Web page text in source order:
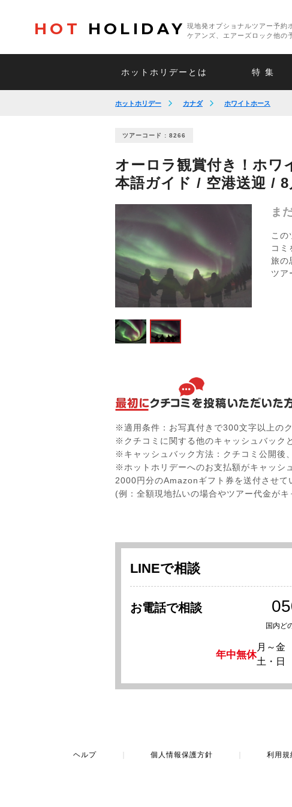
HOT HOLIDAY
現地発オプショナルツアー予約
ケアンズ、エアーズロック他の
ホットホリデーとは 特 集
ホットホリデー カナダ ホワイトホース
ツアーコード : 8266
オーロラ観賞付き！ホワ
本語ガイド / 空港送迎 / 8
ま
この
コミ
旅の
ツア
※適用条件：お写真付きで300文字以上のク
※クチコミに関する他のキャッシュバック
※キャッシュバック方法：クチコミ公開後
※ホットホリデーへのお支払額がキャッシ
2000円分のAmazonギフト券を送付させて
(例：全額現地払いの場合やツアー代金が
LINEで相談
お電話で相談
国内ど
年中無休
月～金
土・日
ヘルプ 個人情報保護方針 利用規